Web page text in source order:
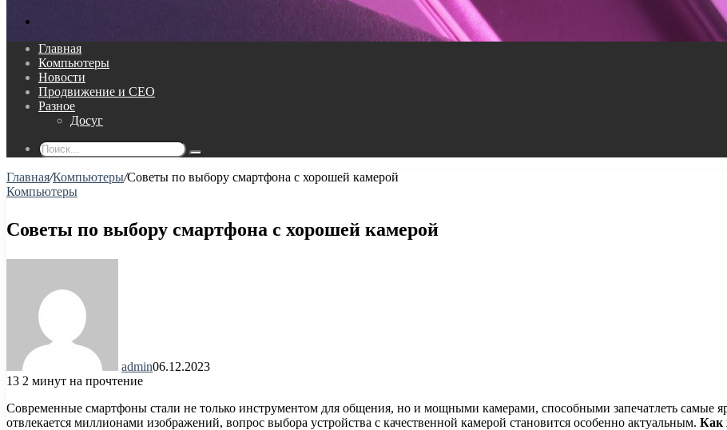
Главная
Компьютеры
Новости
Продвижение и СЕО
Разное
Досуг
Поиск...
Главная/Компьютеры/Советы по выбору смартфона с хорошей камерой
Компьютеры
Советы по выбору смартфона с хорошей камерой
admin06.12.2023
13 2 минут на прочтение
Современные смартфоны стали не только инструментом для общения, но и мощными камерами, способными запечатлеть самые
отвлекается миллионами изображений, вопрос выбора устройства с качественной камерой становится особенно актуальным. Как